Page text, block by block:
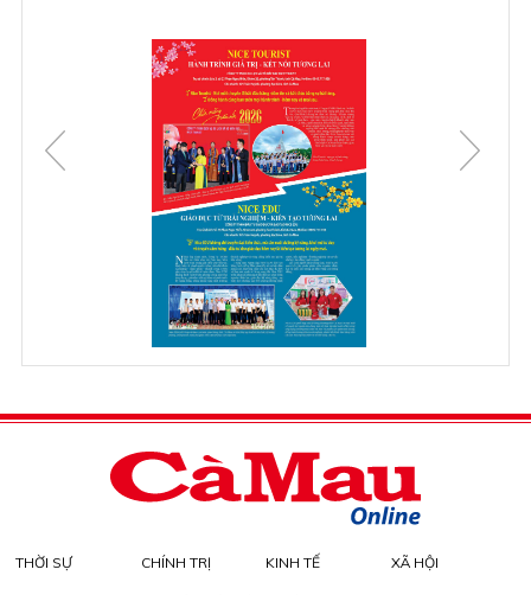
THỜI SỰ CHÍNH TRỊ KINH TẾ XÃ HỘI